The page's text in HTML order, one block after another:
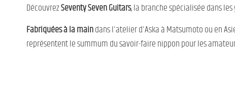
DécouvrezSeventy Seven Guitars, la branche spécialisée dans
Fabriquées à la maindans l'atelier d'Aska à Matsumoto ou en
représentent le summum du savoir-faire nippon pour les